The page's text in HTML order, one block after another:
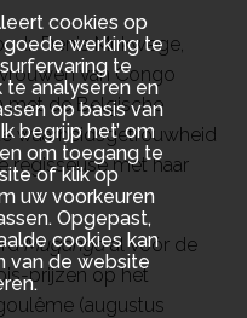
dr. Denis Mukwege,
van Congo
met de Belgische
waarheidsgetrouwheid
regisseuse met haar
Mugangaal vóór de
prijzen op het
(augustus
cookies op
werking te
te
te analyseren en
op basis van
begrijp het’ om
om toegang te
of klik op
uw voorkeuren
Opgepast,
cookies kan
van de website